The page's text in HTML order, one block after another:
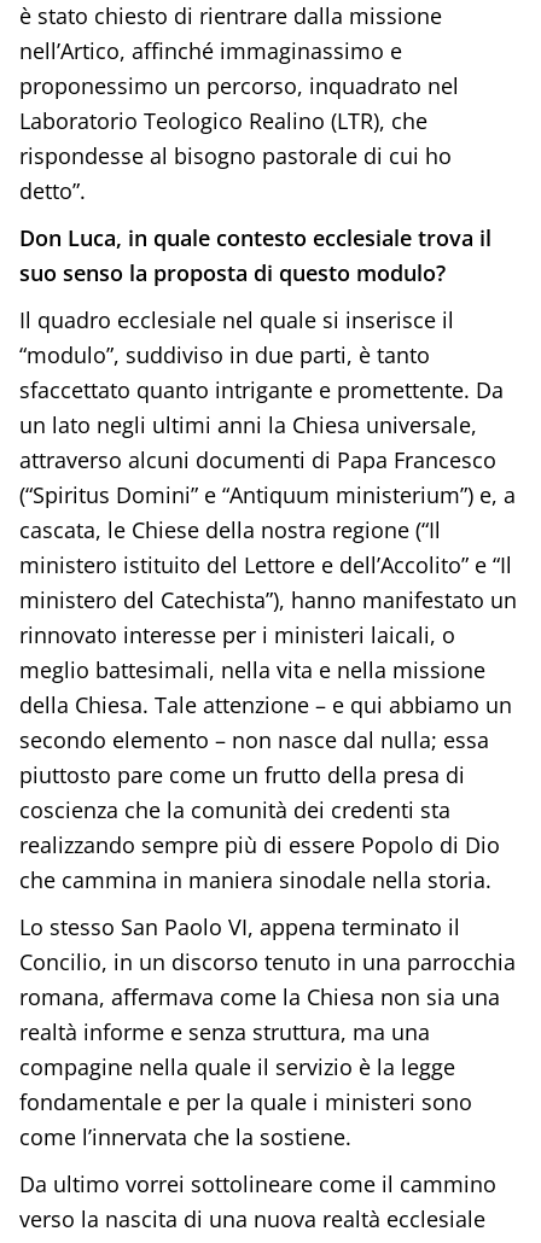
è stato chiesto di rientrare dalla missione
nell’Artico, affinché immaginassimo e
proponessimo un percorso, inquadrato nel
Laboratorio Teologico Realino (LTR), che
rispondesse al bisogno pastorale di cui ho
detto”.
Don Luca, in quale contesto ecclesiale trova il
suo senso la proposta di questo modulo?
Il quadro ecclesiale nel quale si inserisce il
“modulo”, suddiviso in due parti, è tanto
sfaccettato quanto intrigante e promettente. Da
un lato negli ultimi anni la Chiesa universale,
attraverso alcuni documenti di Papa Francesco
(“Spiritus Domini” e “Antiquum ministerium”) e, a
cascata, le Chiese della nostra regione (“Il
ministero istituito del Lettore e dell’Accolito” e “Il
ministero del Catechista”), hanno manifestato un
rinnovato interesse per i ministeri laicali, o
meglio battesimali, nella vita e nella missione
della Chiesa. Tale attenzione – e qui abbiamo un
secondo elemento – non nasce dal nulla; essa
piuttosto pare come un frutto della presa di
coscienza che la comunità dei credenti sta
realizzando sempre più di essere Popolo di Dio
che cammina in maniera sinodale nella storia.
Lo stesso San Paolo VI, appena terminato il
Concilio, in un discorso tenuto in una parrocchia
romana, affermava come la Chiesa non sia una
realtà informe e senza struttura, ma una
compagine nella quale il servizio è la legge
fondamentale e per la quale i ministeri sono
come l’innervata che la sostiene.
Da ultimo vorrei sottolineare come il cammino
verso la nascita di una nuova realtà ecclesiale